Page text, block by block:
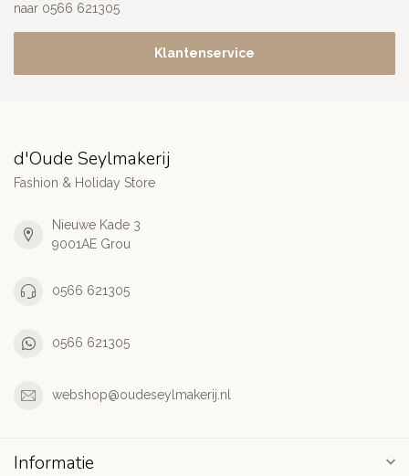
naar 0566 621305
Klantenservice
d'Oude Seylmakerij
Fashion & Holiday Store
Nieuwe Kade 3
9001AE Grou
0566 621305
0566 621305
webshop@oudeseylmakerij.nl
Informatie